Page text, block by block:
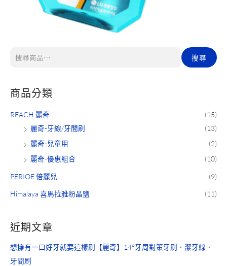
搜尋
商品分類
REACH 麗奇
(15)
麗奇-牙線/牙間刷
(13)
麗奇-兒童用
(2)
麗奇-優惠組合
(10)
PERIOE 倍麗兒 (9)
Himalaya 喜馬拉雅粉晶鹽 (11)
近期文章
想擁有一口好牙就要這樣刷【麗奇】14°牙周對策牙刷．潔牙線．
牙間刷